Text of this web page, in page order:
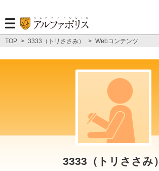
TOP > 3333（トリささみ） > Webコンテンツ
3333（トリささみ）